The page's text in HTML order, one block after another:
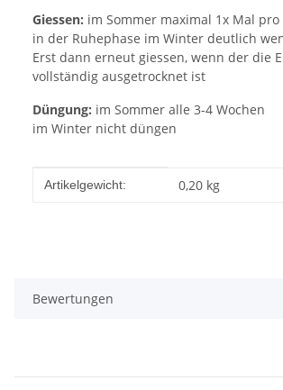
Giessen: im Sommer maximal 1x Mal pro
in der Ruhephase im Winter deutlich
Erst dann erneut giessen, wenn der die
vollständig ausgetrocknet ist
Düngung: im Sommer alle 3-4 Wochen
im Winter nicht düngen
Produkteigenschaft
Wert
Artikelgewicht: 0,20 kg
Bewertungen